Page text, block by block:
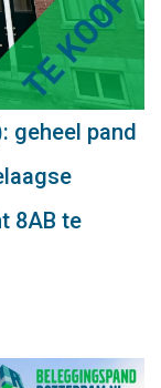
geheel pand
8AB te